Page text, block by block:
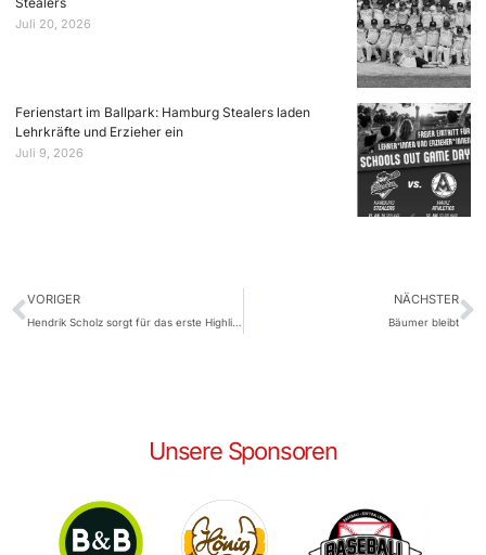
Juli 20, 2026
Ferienstart im Ballpark: Hamburg Stealers laden
Lehrkräfte und Erzieher ein
Juli 9, 2026
VORIGER
Hendrik Scholz sorgt für das erste Highlight in 2023
NÄCHSTER
Bäumer bleibt
Unsere Sponsoren